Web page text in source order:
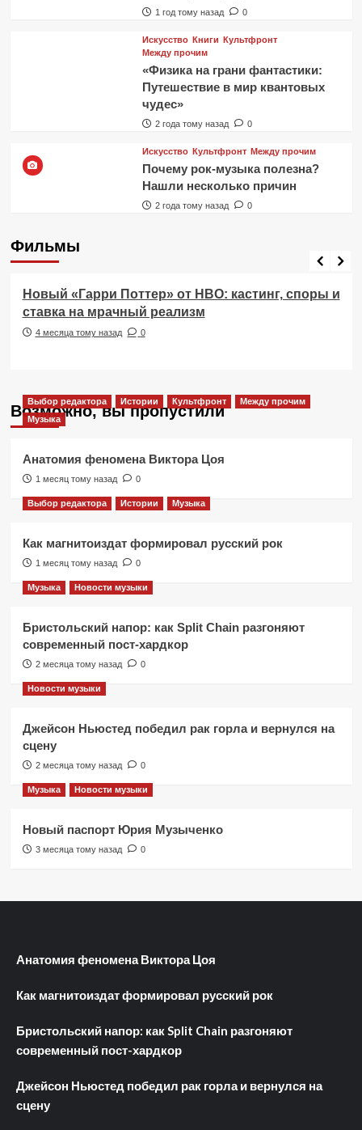
1 год тому назад 0
Искусство Книги Культфронт
Между прочим
«Физика на грани фантастики:
Путешествие в мир квантовых
чудес»
2 года тому назад 0
Искусство Культфронт Между прочим
Почему рок-музыка полезна?
Нашли несколько причин
2 года тому назад 0
Фильмы
Фильмы
Новый «Гарри Поттер» от HBO: кастинг, споры и
ставка на мрачный реализм
4 месяца тому назад 0
Возможно, вы пропустили
Выбор редактора Истории Культфронт
Между прочим
Музыка
Анатомия феномена Виктора Цоя
1 месяц тому назад 0
Выбор редактора Истории Музыка
Как магнитоиздат формировал русский рок
1 месяц тому назад 0
Музыка Новости музыки
Бристольский напор: как Split Chain разгоняют
современный пост-хардкор
2 месяца тому назад 0
Новости музыки
Джейсон Ньюстед победил рак горла и вернулся на
сцену
2 месяца тому назад 0
Музыка Новости музыки
Новый паспорт Юрия Музыченко
3 месяца тому назад 0
Анатомия феномена Виктора Цоя
Как магнитоиздат формировал русский рок
Бристольский напор: как Split Chain разгоняют
современный пост-хардкор
Джейсон Ньюстед победил рак горла и вернулся на
сцену